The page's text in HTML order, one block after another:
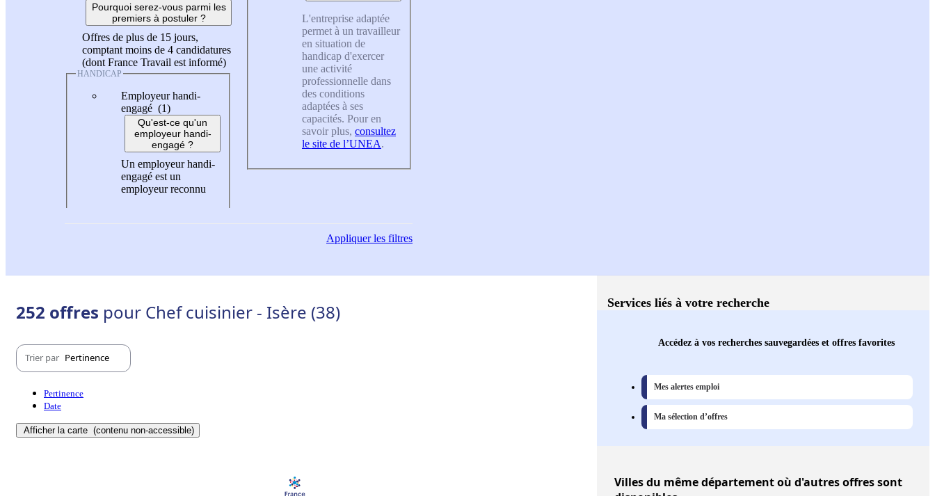
Pourquoi serez-vous parmi les
premiers à postuler ?
Offres de plus de 15 jours,
comptant moins de 4 candidatures
(dont France Travail est informé)
HANDICAP
Employeur handi-
engagé (1)
Qu'est-ce qu'un
employeur handi-
engagé ?
Un employeur handi-
engagé est un
employeur reconnu
L'entreprise adaptée
permet à un travailleur
en situation de
handicap d'exercer
une activité
professionnelle dans
des conditions
adaptées à ses
capacités. Pour en
savoir plus, consultez
le site de l’UNEA.
Appliquerles filtres
252 offres pour Chef cuisinier - Isère (38)
Trier par Pertinence
Pertinence
Date
Afficher la carte (contenu non-accessible)
Services liés à votre recherche
Accédez à vos recherches sauvegardées et offres favorites
Mes alertes emploi
Ma sélection d’offres
Villesdu même département où d'autres offres sont